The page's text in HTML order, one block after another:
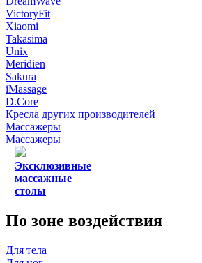
VictoryFit
Xiaomi
Takasima
Unix
Meridien
Sakura
iMassage
D.Core
Кресла других производителей
Массажеры
Массажеры
Эксклюзивные
массажные
столы
По зоне воздействия
Для тела